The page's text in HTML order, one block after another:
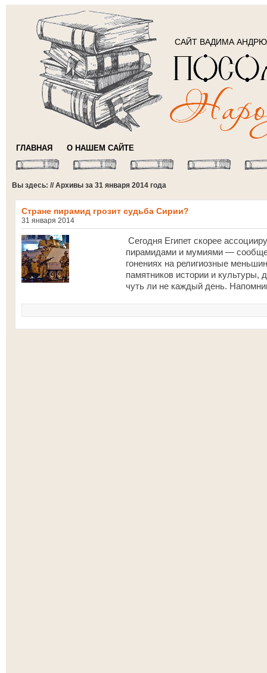
САЙТ ВАДИМА
ГЛАВНАЯ О НАШЕМ САЙТЕ
Вы здесь: // Архивы за 31 января 2014 года
Стране пирамид грозит судьба Сирии?
31 января 2014
Сегодня Египет скорее
пирамидами и мумиями —
гонениях на религиозные
памятников истории и культуры,
чуть ли не каждый день.